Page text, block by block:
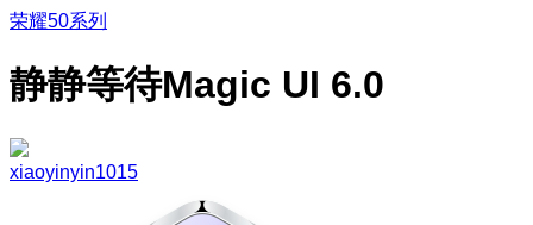
荣耀50系列
静静等待Magic UI 6.0
xiaoyinyin1015